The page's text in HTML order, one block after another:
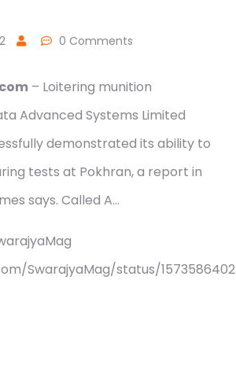
0 Comments
– Loitering munition
Advanced Systems Limited
demonstrated its ability to
tests at Pokhran, a report in
says. Called A…
SwarajyaMag/status/